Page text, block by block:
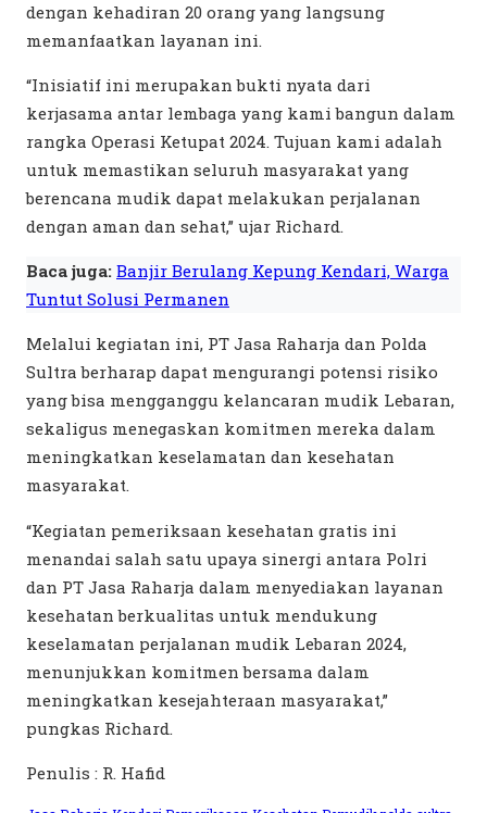
dengan kehadiran 20 orang yang langsung
memanfaatkan layanan ini.
“Inisiatif ini merupakan bukti nyata dari
kerjasama antar lembaga yang kami bangun dalam
rangka Operasi Ketupat 2024. Tujuan kami adalah
untuk memastikan seluruh masyarakat yang
berencana mudik dapat melakukan perjalanan
dengan aman dan sehat,” ujar Richard.
Baca juga: Banjir Berulang Kepung Kendari, Warga
Tuntut Solusi Permanen
Melalui kegiatan ini, PT Jasa Raharja dan Polda
Sultra berharap dapat mengurangi potensi risiko
yang bisa mengganggu kelancaran mudik Lebaran,
sekaligus menegaskan komitmen mereka dalam
meningkatkan keselamatan dan kesehatan
masyarakat.
“Kegiatan pemeriksaan kesehatan gratis ini
menandai salah satu upaya sinergi antara Polri
dan PT Jasa Raharja dalam menyediakan layanan
kesehatan berkualitas untuk mendukung
keselamatan perjalanan mudik Lebaran 2024,
menunjukkan komitmen bersama dalam
meningkatkan kesejahteraan masyarakat,”
pungkas Richard.
Penulis : R. Hafid